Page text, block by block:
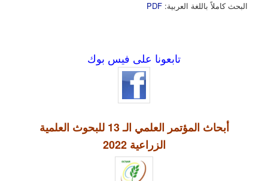
البحث كاملاً باللغة العربية:PDF
تابعونا على فيس بوك
أبحاث المؤتمر العلمي الـ 13 للبحوث العلمية
الزراعية 2022